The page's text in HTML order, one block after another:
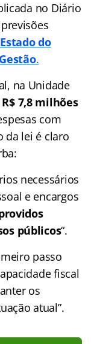
no Diário
do
.
na Unidade
R$ 7,8 milhões
com
da lei é claro
necessários
e encargos
públicos“.
passo
fiscal
os
atual”.